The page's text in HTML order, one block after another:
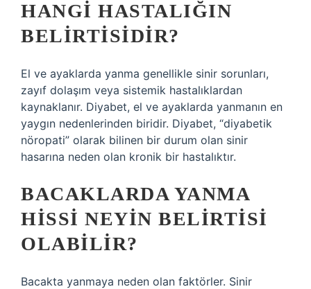
HANGI HASTALIĞIN
BELIRTISIDIR?
El ve ayaklarda yanma genellikle sinir sorunları,
zayıf dolaşım veya sistemik hastalıklardan
kaynaklanır. Diyabet, el ve ayaklarda yanmanın en
yaygın nedenlerinden biridir. Diyabet, “diyabetik
nöropati” olarak bilinen bir durum olan sinir
hasarına neden olan kronik bir hastalıktır.
BACAKLARDA YANMA
HISSI NEYIN BELIRTISI
OLABILIR?
Bacakta yanmaya neden olan faktörler. Sinir